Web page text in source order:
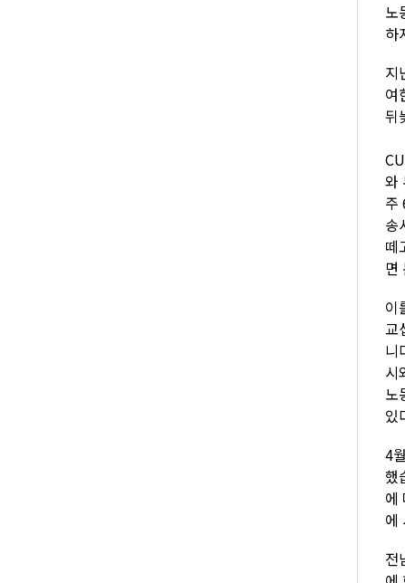
노
하
지
여
뒤
와
주
송
떼
면
이
교
니
시
노
있
4
했
에
에
전